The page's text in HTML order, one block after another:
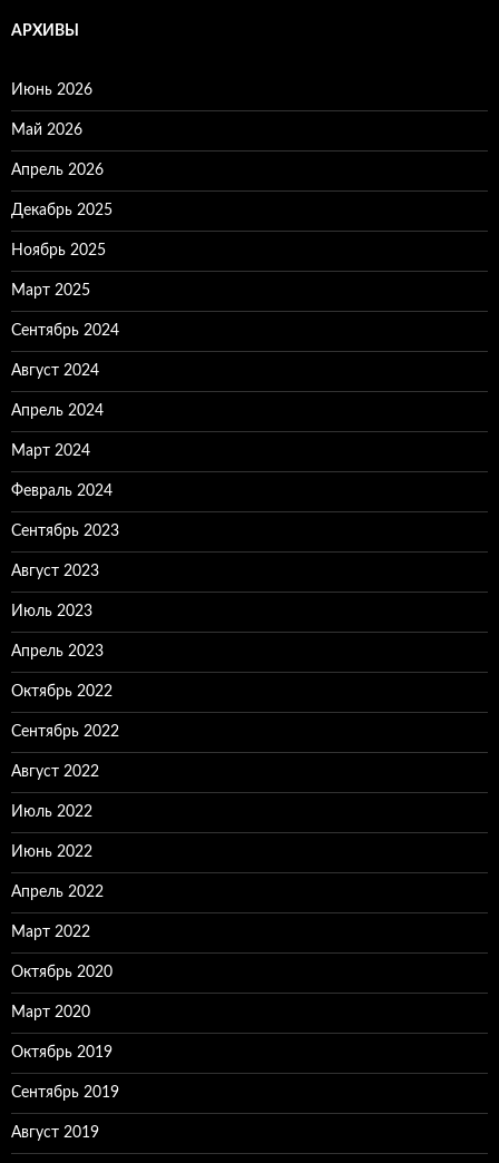
АРХИВЫ
Июнь 2026
Май 2026
Апрель 2026
Декабрь 2025
Ноябрь 2025
Март 2025
Сентябрь 2024
Август 2024
Апрель 2024
Март 2024
Февраль 2024
Сентябрь 2023
Август 2023
Июль 2023
Апрель 2023
Октябрь 2022
Сентябрь 2022
Август 2022
Июль 2022
Июнь 2022
Апрель 2022
Март 2022
Октябрь 2020
Март 2020
Октябрь 2019
Сентябрь 2019
Август 2019